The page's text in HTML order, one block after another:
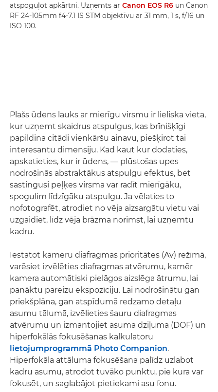
atspoguļot apkārtni. Uzņemts ar Canon EOS R6 un Canon
RF 24-105mm f4-7.1 IS STM objektīvu ar 31 mm, 1 s, f/16 un
ISO 100.
Plašs ūdens lauks ar mierīgu virsmu ir lieliska vieta,
kur uzņemt skaidrus atspulgus, kas brīnišķīgi
papildina citādi vienkāršu ainavu, piešķirot tai
interesantu dimensiju. Kad kaut kur dodaties,
apskatieties, kur ir ūdens, — plūstošas upes
nodrošinās abstraktākus atspulgu efektus, bet
sastingusi peļķes virsma var radīt mierīgāku,
spogulim līdzīgāku atspulgu. Ja vēlaties to
nofotografēt, atrodiet no vēja aizsargātu vietu vai
uzgaidiet, līdz vēja brāzma norimst, lai uzņemtu
kadru.
Iestatot kameru diafragmas prioritātes (Av) režīmā,
varēsiet izvēlēties diafragmas atvērumu, kamēr
kamera automātiski pielāgos aizslēga ātrumu, lai
panāktu pareizu ekspozīciju. Lai nodrošinātu gan
priekšplāna, gan atspīdumā redzamo detaļu
asumu tālumā, izvēlieties šauru diafragmas
atvērumu un izmantojiet asuma dziļuma (DOF) un
hiperfokālās fokusēšanas kalkulatoru
lietojumprogrammā Photo Companion.
Hiperfokāla attāluma fokusēšana palīdz uzlabot
kadru asumu, atrodot tuvāko punktu, pie kura var
fokusēt, un saglabājot pietiekami asu fonu.